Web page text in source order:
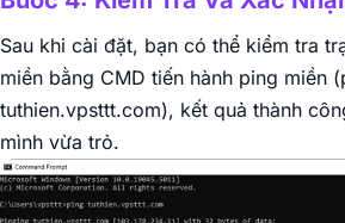
Sau khi cài đặt, bạn có thể kiểm tra
miền bằng CMD tiến hành ping miền
tuthien.vpsttt.com), kết quả thành
mình vừa trỏ.